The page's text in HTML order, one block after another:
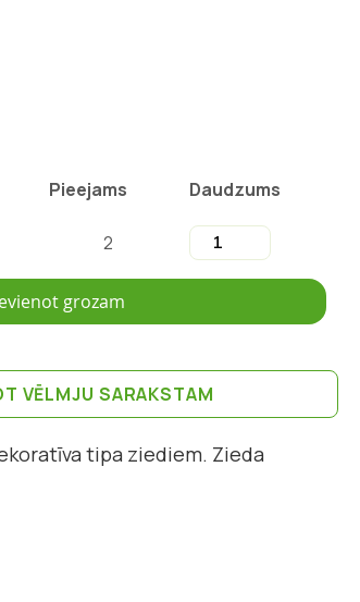
Pieejams Daudzums
2
grozam
VĒLMJU SARAKSTAM
tipa ziediem. Zieda